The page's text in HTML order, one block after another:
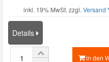
inkl. 19% MwSt. zzgl. Versand *
Details
in den